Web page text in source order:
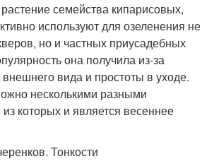
семейства кипарисовых,
используют для озеленения не
но и частных приусадебных
она получила из-за
внешнего вида и простоты в уходе.
несколькими разными
которых и является весеннее